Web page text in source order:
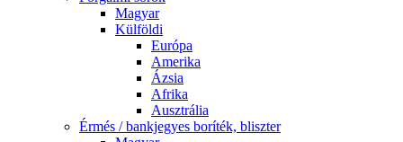
Magyar
Külföldi
Európa
Amerika
Ázsia
Afrika
Ausztrália
Érmés / bankjegyes boríték, bliszter